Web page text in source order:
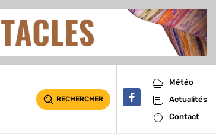
RECHERCHER
Météo
Actualités
Contact